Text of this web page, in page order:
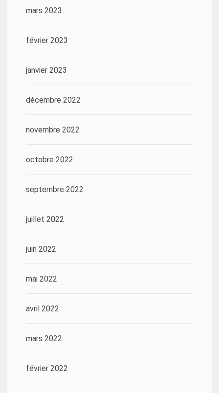
mars 2023
février 2023
janvier 2023
décembre 2022
novembre 2022
octobre 2022
septembre 2022
juillet 2022
juin 2022
mai 2022
avril 2022
mars 2022
février 2022